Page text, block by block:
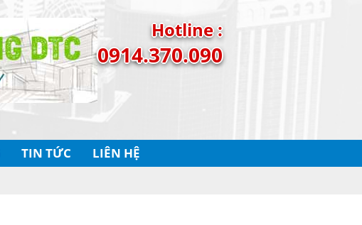
Hotline :
0914.370.090
TIN TỨC LIÊN HỆ